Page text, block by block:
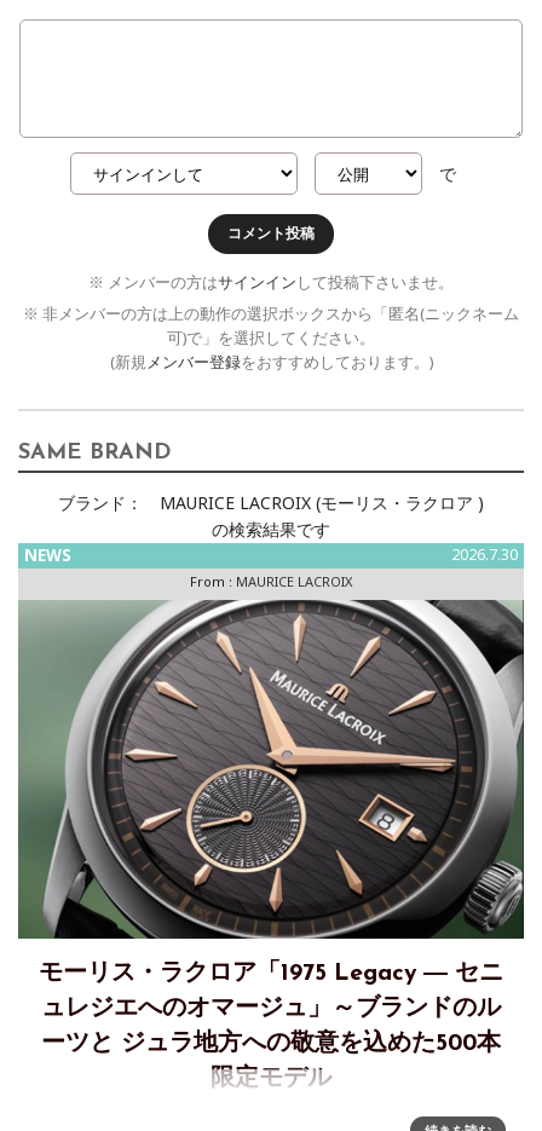
で
コメント投稿
※ メンバーの方はサインイン して投稿下さいませ。
※ 非メンバーの方は上の動作の選択ボックスから「匿名(ニックネーム
可)で」を選択してください。
(新規メンバー登録をおすすめしております。)
SAME BRAND
ブランド：
MAURICE LACROIX (モーリス・ラクロア )
の検索結果です
NEWS 2026.7.30
From : MAURICE LACROIX
モーリス・ラクロア「1975 Legacy ― セニ
ュレジエへのオマージュ」～ブランドのル
ーツと ジュラ地方への敬意を込めた500本
限定モデル
1975 Legacy ― セニュレジエへのオマージュジュラ州独立の